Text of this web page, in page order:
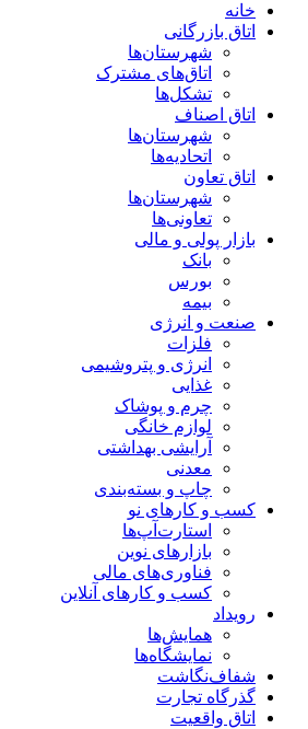
خانه
اتاق بازرگانی
شهرستان‌ها
اتاق‌های مشترک
تشکل‌ها
اتاق اصناف
شهرستان‌ها
اتحادیه‌ها
اتاق تعاون
شهرستان‌ها
تعاونی‌ها
بازار پولی و مالی
بانک
بورس
بیمه
صنعت و انرژی
فلزات
انرژی و پتروشیمی
غذایی
چرم و پوشاک
لوازم خانگی
آرایشی بهداشتی
معدنی
چاپ و بسته‌بندی
کسب و کارهای نو
استارت‌آپ‌ها
بازارهای نوین
فناوری‌های مالی
کسب و کارهای آنلاین
رویداد
همایش‌ها
نمایشگاه‌ها
شفاف‌نگاشت
گذرگاه تجارت
اتاق واقعیت